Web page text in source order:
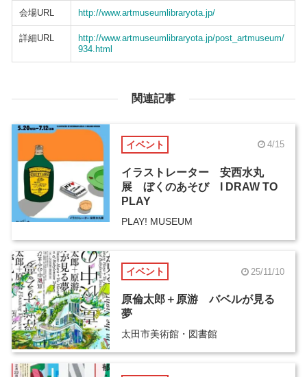
会場URL http://www.artmuseumlibraryota.jp/
詳細URL
http://www.artmuseumlibraryota.jp/post_artmuseum/
934.html
関連記事
イベント 4/15
イラストレーター 安西水丸
展 ぼくのあそび I DRAW TO
PLAY
PLAY! MUSEUM
イベント 25/11/10
原倫太郎＋原游 バベルが見る
夢
太田市美術館・図書館